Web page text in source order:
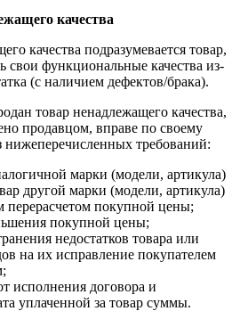
качества
качества подразумевается товар,
свои функциональные качества из-
(с наличием дефектов/брака).
товар ненадлежащего качества,
продавцом, вправе по своему
нижеперечисленных требований:
марки (модели, артикула)
другой марки (модели, артикула)
перерасчетом покупной цены;
покупной цены;
недостатков товара или
на их исправление покупателем
исполнения договора и
уплаченной за товар суммы.